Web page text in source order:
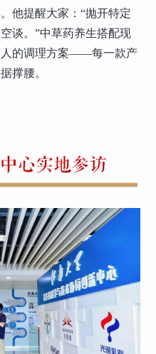
他提醒大家：“抛开特定
谈。”中草药养生搭配现
人的调理方案——每一款产
撑腰。